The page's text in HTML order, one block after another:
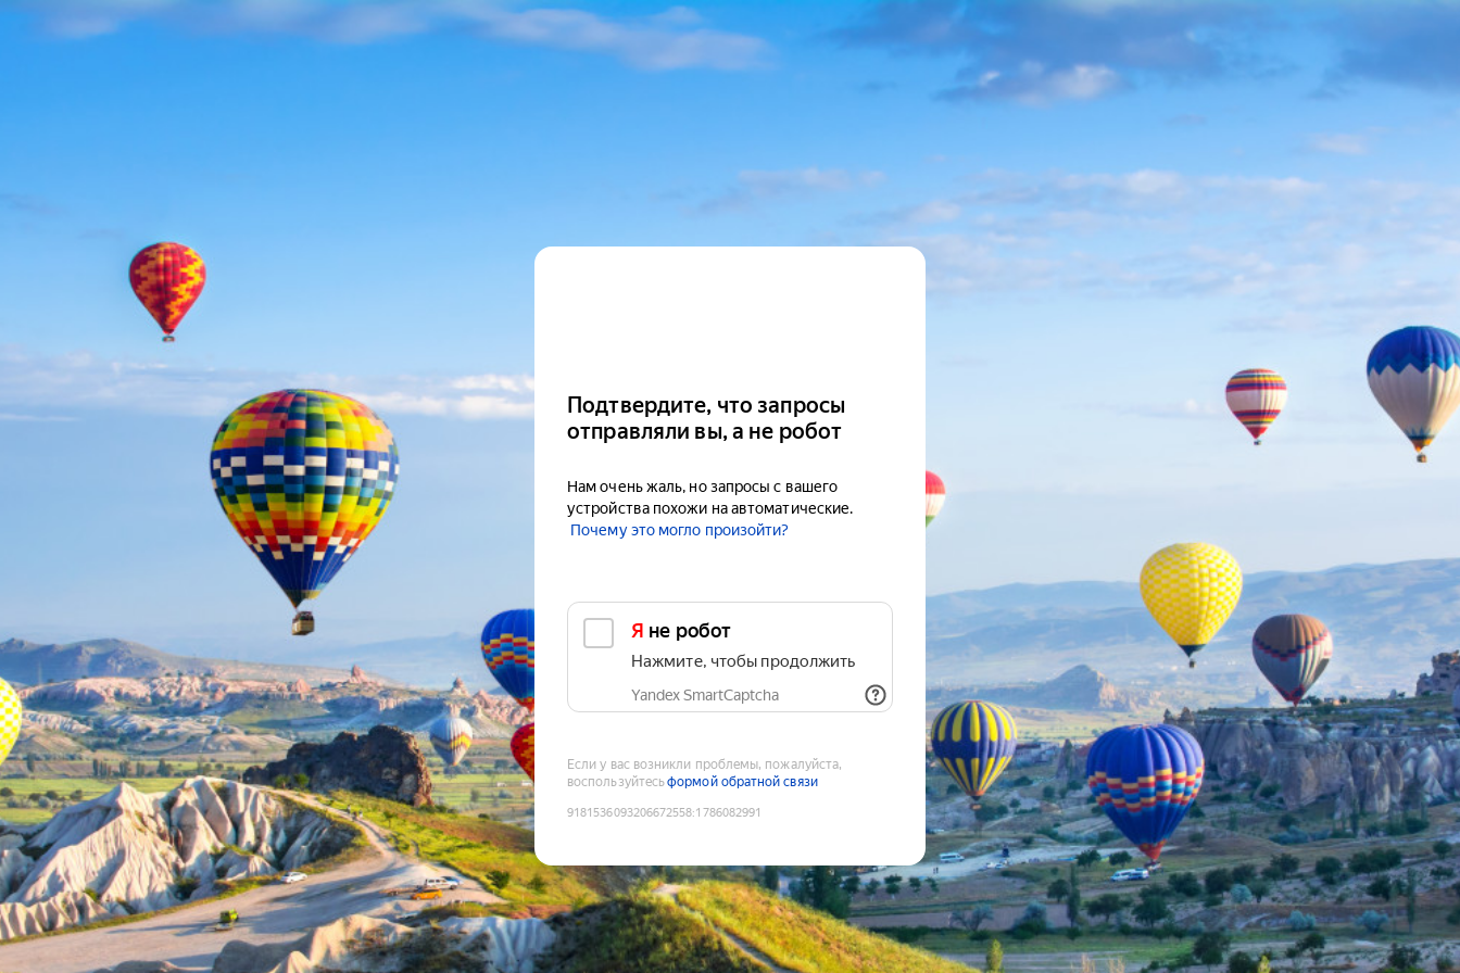
Подтвердите, что запросы
отправляли вы, а не робот
Нам очень жаль, но запросы с вашего
устройства похожи на автоматические.
Почему это могло произойти?
Я не робот
Нажмите, чтобы продолжить
Yandex SmartCaptcha
Если у вас возникли проблемы, пожалуйста,
воспользуйтесьформой обратной связи
9181536093206672558:1786082991